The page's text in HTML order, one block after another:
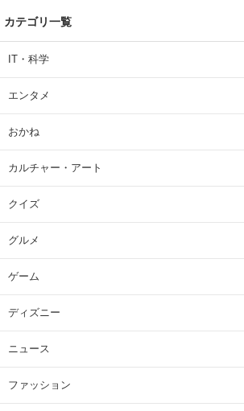
カテゴリ一覧
IT・科学
エンタメ
おかね
カルチャー・アート
クイズ
グルメ
ゲーム
ディズニー
ニュース
ファッション